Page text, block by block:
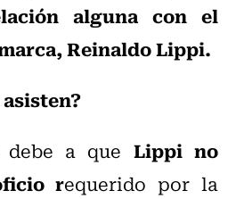
alguna con el
Reinaldo Lippi.
asisten?
a que Lippi no
requerido por la